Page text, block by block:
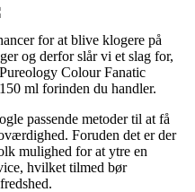
for at blive klogere på
og derfor slår vi et slag for,
Colour Fanatic
ml forinden du handler.
passende metoder til at få
Foruden det er der
mulighed for at ytre en
hvilket tilmed bør